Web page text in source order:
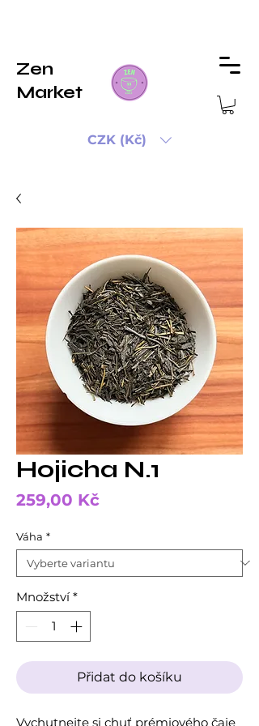
Zen
Market
CZK (Kč)
Hojicha N.1
259,00 KčCena
Váha *
Množství *
Přidat do košíku
Vychutnejte si chuť prémiového čaje